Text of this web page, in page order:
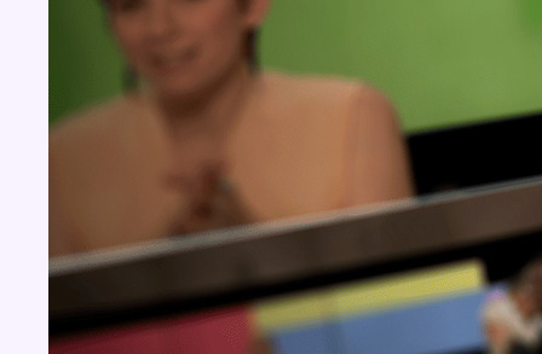
Aucun concours pour le moment